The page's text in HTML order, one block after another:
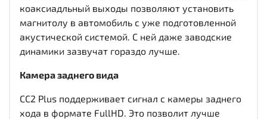
коаксиадльный выходы позволяют установить
магнитолу в автомобиль с уже подготовленной
акустической системой. С ней даже заводские
динамики зазвучат гораздо лучше.
Камера заднего вида
CC2 Plus поддерживает сигнал с камеры заднего
хода в формате FullHD. Это позволит лучше